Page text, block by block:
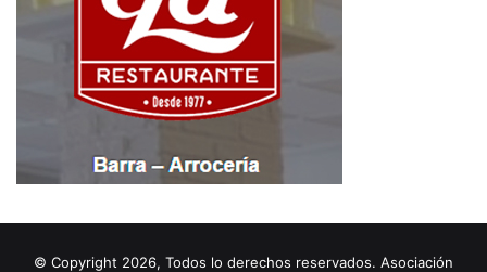
© Copyright 2026, Todos lo derechos reservados. Asociación